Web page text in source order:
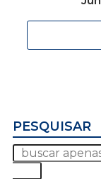
PESQUISAR